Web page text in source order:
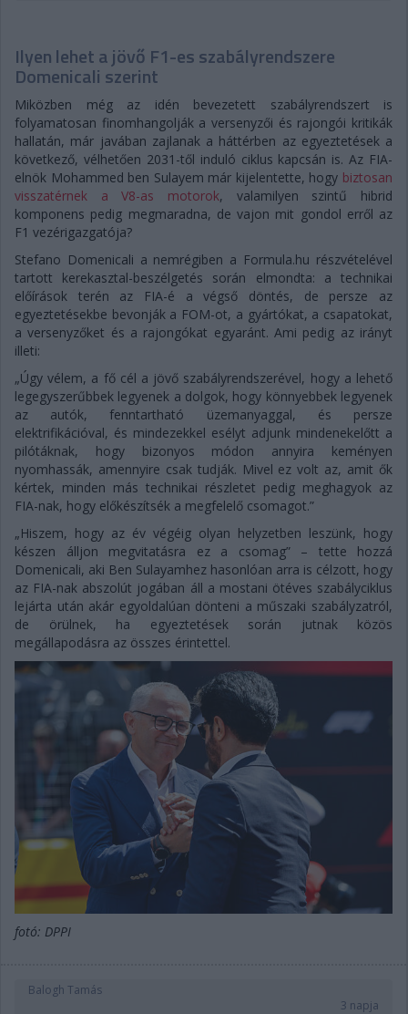
Ilyen lehet a jövő F1-es szabályrendszere
Domenicali szerint
Miközben még az idén bevezetett szabályrendszert is
folyamatosan finomhangolják a versenyzői és rajongói kritikák
hallatán, már javában zajlanak a háttérben az egyeztetések a
következő, vélhetően 2031-től induló ciklus kapcsán is. Az FIA-
elnök Mohammed ben Sulayem már kijelentette, hogy biztosan
visszatérnek a V8-as motorok, valamilyen szintű hibrid
komponens pedig megmaradna, de vajon mit gondol erről az
F1 vezérigazgatója?
Stefano Domenicali a nemrégiben a Formula.hu részvételével
tartott kerekasztal-beszélgetés során elmondta: a technikai
előírások terén az FIA-é a végső döntés, de persze az
egyeztetésekbe bevonják a FOM-ot, a gyártókat, a csapatokat,
a versenyzőket és a rajongókat egyaránt. Ami pedig az irányt
illeti:
„Úgy vélem, a fő cél a jövő szabályrendszerével, hogy a lehető
legegyszerűbbek legyenek a dolgok, hogy könnyebbek legyenek
az autók, fenntartható üzemanyaggal, és persze
elektrifikációval, és mindezekkel esélyt adjunk mindenekelőtt a
pilótáknak, hogy bizonyos módon annyira keményen
nyomhassák, amennyire csak tudják. Mivel ez volt az, amit ők
kértek, minden más technikai részletet pedig meghagyok az
FIA-nak, hogy előkészítsék a megfelelő csomagot.”
„Hiszem, hogy az év végéig olyan helyzetben leszünk, hogy
készen álljon megvitatásra ez a csomag” – tette hozzá
Domenicali, aki Ben Sulayamhez hasonlóan arra is célzott, hogy
az FIA-nak abszolút jogában áll a mostani ötéves szabályciklus
lejárta után akár egyoldalúan dönteni a műszaki szabályzatról,
de örülnek, ha egyeztetések során jutnak közös
megállapodásra az összes érintettel.
fotó: DPPI
Balogh Tamás
3 napja